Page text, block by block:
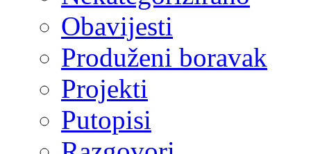
Obavijesti
Produženi boravak
Projekti
Putopisi